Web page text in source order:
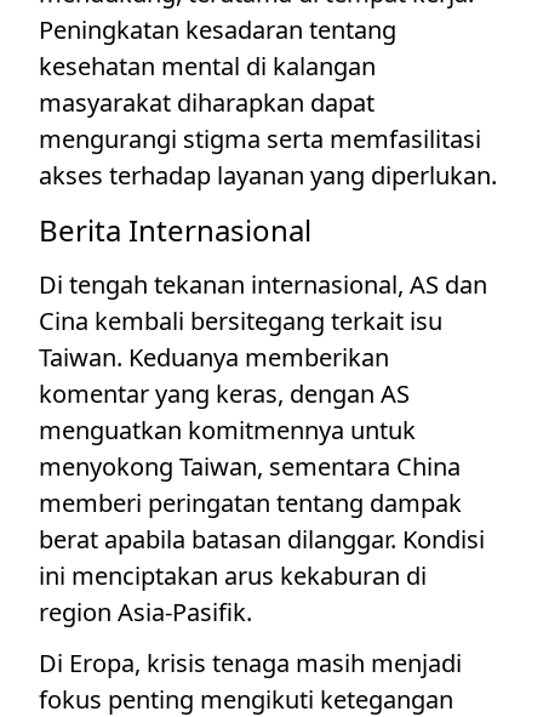
Peningkatan kesadaran tentang
kesehatan mental di kalangan
masyarakat diharapkan dapat
mengurangi stigma serta memfasilitasi
akses terhadap layanan yang diperlukan.
Berita Internasional
Di tengah tekanan internasional, AS dan
Cina kembali bersitegang terkait isu
Taiwan. Keduanya memberikan
komentar yang keras, dengan AS
menguatkan komitmennya untuk
menyokong Taiwan, sementara China
memberi peringatan tentang dampak
berat apabila batasan dilanggar. Kondisi
ini menciptakan arus kekaburan di
region Asia-Pasifik.
Di Eropa, krisis tenaga masih menjadi
fokus penting mengikuti ketegangan